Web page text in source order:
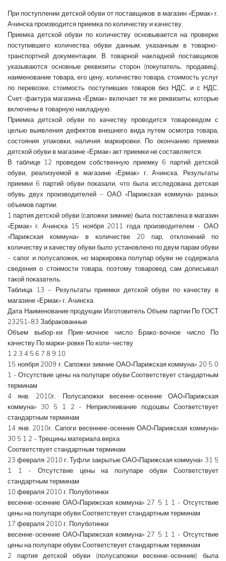
При поступлении детской обуви от поставщиков в магазин «Ермак» г.
Ачинска производится приемка по количеству и качеству.
Приемка детской обуви по количеству основывается на проверке
поступившего количества обуви данным, указанным в товарно-
транспортной документации. В товарной накладной поставщиков
указываются основные реквизиты сторон (покупатель, продавец),
наименование товара, его цену, количество товара, стоимость услуг
по перевозке, стоимость поступивших товаров без НДС, и с НДС.
Счет-фактура магазина «Ермак» включает те же реквизиты, которые
включены в товарную накладную.
Приемка детской обуви по качеству проводится товароведом с
целью выявления дефектов внешнего вида путем осмотра товара,
состояния упаковки, наличия маркировки. По окончанию приемки
детской обуви в магазине «Ермак» акт приемки не составляется.
В таблице 12 проведем собственную приемку 6 партий детской
обуви, реализуемой в магазине «Ермак» г. Ачинска. Результаты
приемки 6 партий обуви показали, что была исследована детская
обувь двух производителей – ОАО «Парижская коммуна» разных
объемов партии.
1 партия детской обуви (сапожки зимние) была поставлена в магазин
«Ермак» г. Ачинска 15 ноября 2011 года производителем - ОАО
«Парижская коммуна» в количестве 20 пар, отклонений по
количеству и качеству обуви было установлено по двум парам обуви
– сапог и полусапожек, но маркировка полупар обуви не содержала
сведения о стоимости товара, поэтому товаровед сам дописывал
такой показатель.
Таблица 13 – Результаты приемки детской обуви по качеству в
магазине «Ермак» г. Ачинска
Дата Наименование продукции Изготовитель Объем партии По ГОСТ
23251-83 Забракованные
Объем выбор-ки Прие-мочное число Брако-вочное число По
качеству По марки-ровке По коли-честву
1 2 3 4 5 6 7 8 9 10
15 ноября 2009 г. Сапожки зимние ОАО«Парижская коммуна» 20 5 0
1 - Отсутствие цены на полупаре обуви Соответствует стандартным
терминам
4 янв. 2010г. Полусапожки весенне-осенние ОАО«Парижская
коммуна» 30 5 1 2 - Неприклеивание подошвы Соответствует
стандартным терминам
14 янв. 2010г. Сапоги весеннее-осенние ОАО«Парижская коммуна»
30 5 1 2 - Трещины материала верха
Соответствует стандартным терминам
23 февраля 2010 г. Туфли закрытые ОАО«Парижская коммуна» 31 5
1 1 - Отсутствие цены на полупаре обуви Соответствует
стандартным терминам
10 февраля 2010 г. Полуботинки
весенне-осенние ОАО«Парижская коммуна» 27 5 1 1 - Отсутствие
цены на полупаре обуви Соответствует стандартным терминам
17 февраля 2010 г. Полуботинки
весенне-осенние ОАО«Парижская коммуна» 27 5 1 1 - Отсутствие
цены на полупаре обуви Соответствует стандартным терминам
2 партия детской обуви (полусапожки весенне-осенние) была